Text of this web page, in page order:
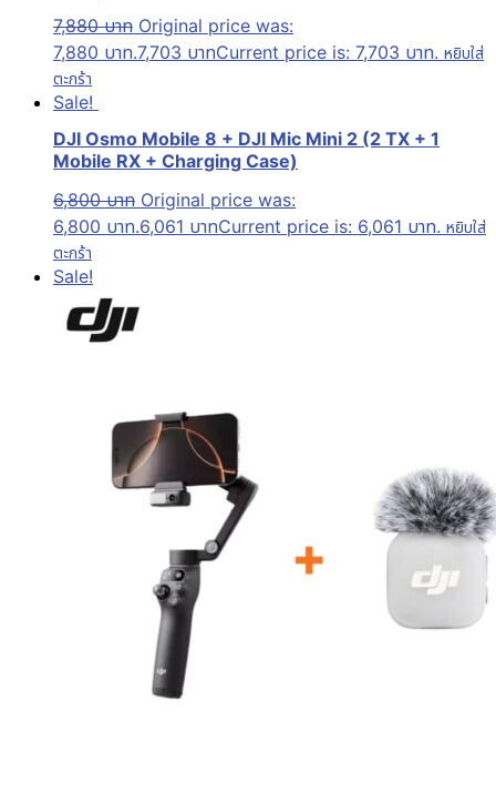
7,880บาท Original price was:
7,880 บาท.7,703 บาทCurrent price is: 7,703 บาท. หยิบใส่
ตะกร้า
Sale!
DJI Osmo Mobile 8 + DJI Mic Mini 2 (2 TX + 1
Mobile RX + Charging Case)
6,800บาท Original price was:
6,800 บาท.6,061 บาทCurrent price is: 6,061 บาท. หยิบใส่
ตะกร้า
Sale!